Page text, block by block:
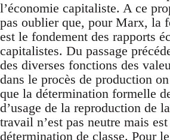
l’économie capitaliste. A ce
pas oublier que, pour Marx, la
est le fondement des rapports
capitalistes. Du passage
des diverses fonctions des
dans le procès de production
que la détermination formelle
d’usage de la reproduction de
travail n’est pas neutre mais
détermination de classe. Pour